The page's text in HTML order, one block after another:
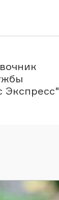
Экспресс"